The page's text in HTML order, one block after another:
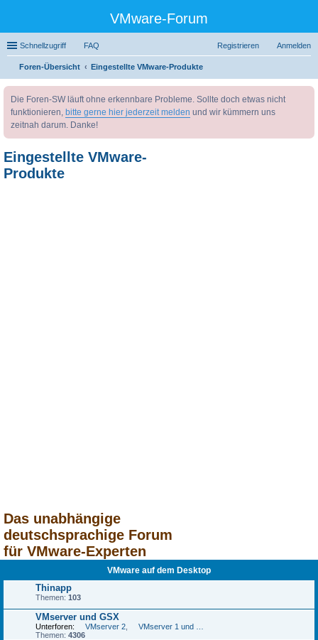
VMware-Forum
Schnellzugriff FAQ Anmelden
Registrieren
Foren-Übersicht
Eingestellte VMware-Produkte
Die Foren-SW läuft ohne erkennbare Probleme. Sollte doch etwas nicht
funktionieren, bitte gerne hier jederzeit melden und wir kümmern uns
zeitnah darum. Danke!
Eingestellte VMware-
Produkte
Das unabhängige
deutschsprachige Forum
für VMware-Experten
VMware auf dem Desktop
Thinapp
Themen: 103
VMserver und GSX
Unterforen: VMserver 2
Themen: 4306